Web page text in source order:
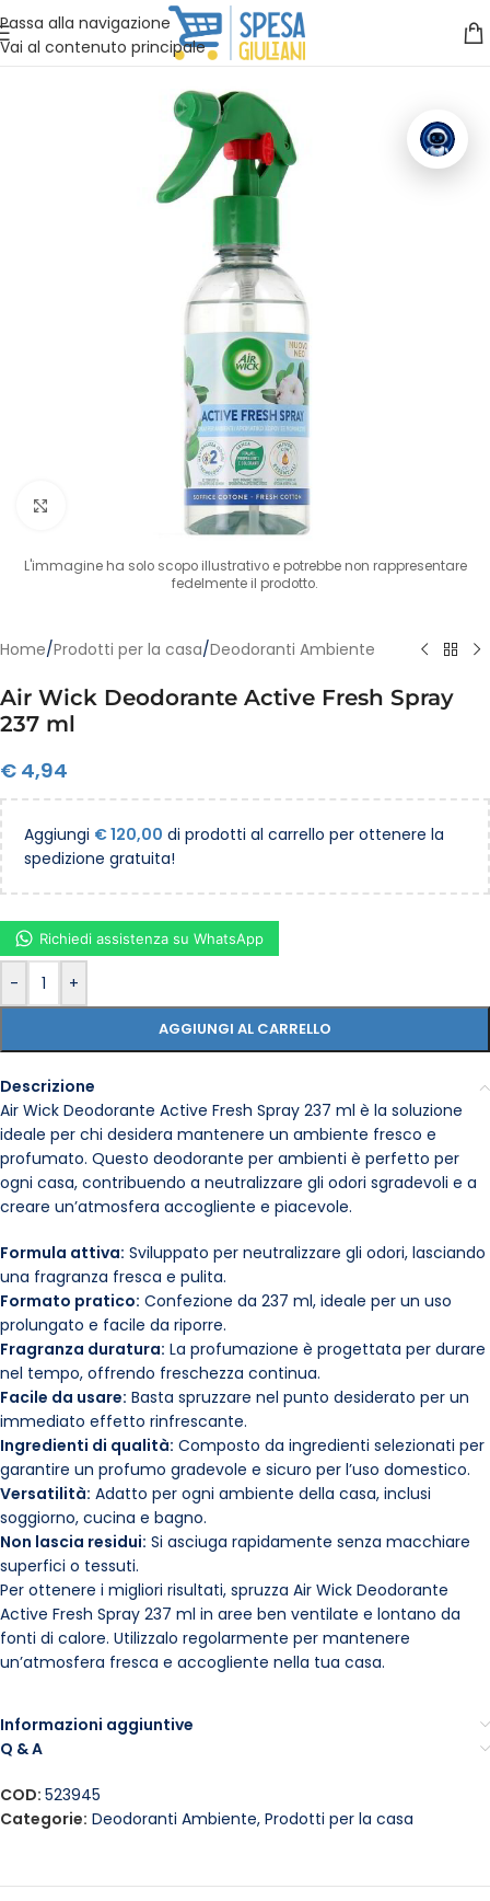
Passa alla navigazione
Vai al contenuto principale
Vuoi assistenza?Clicca qui e ti richiamiamo noi
Clicca per ingrandire
L'immagine ha solo scopo illustrativo e potrebbe non rappresentare
fedelmente il prodotto.
Home/Prodotti per la casa/Deodoranti Ambiente
Air Wick Deodorante Active Fresh Spray
237 ml
€ 4,94
Aggiungi €120,00 di prodotti al carrello per ottenere la
spedizione gratuita!
- +
AGGIUNGI AL CARRELLO
Richiedi assistenza su WhatsApp
Descrizione
Air Wick Deodorante Active Fresh Spray 237 ml è la soluzione
ideale per chi desidera mantenere un ambiente fresco e
profumato. Questo deodorante per ambienti è perfetto per
ogni casa, contribuendo a neutralizzare gli odori sgradevoli e a
creare un’atmosfera accogliente e piacevole.
Formula attiva: Sviluppato per neutralizzare gli odori, lasciando
una fragranza fresca e pulita.
Formato pratico: Confezione da 237 ml, ideale per un uso
prolungato e facile da riporre.
Fragranza duratura: La profumazione è progettata per durare
nel tempo, offrendo freschezza continua.
Facile da usare: Basta spruzzare nel punto desiderato per un
immediato effetto rinfrescante.
Ingredienti di qualità: Composto da ingredienti selezionati per
garantire un profumo gradevole e sicuro per l’uso domestico.
Versatilità: Adatto per ogni ambiente della casa, inclusi
soggiorno, cucina e bagno.
Non lascia residui: Si asciuga rapidamente senza macchiare
superfici o tessuti.
Per ottenere i migliori risultati, spruzza Air Wick Deodorante
Active Fresh Spray 237 ml in aree ben ventilate e lontano da
fonti di calore. Utilizzalo regolarmente per mantenere
un’atmosfera fresca e accogliente nella tua casa.
Informazioni aggiuntive
Q & A
COD: 523945
Categorie: Deodoranti Ambiente, Prodotti per la casa